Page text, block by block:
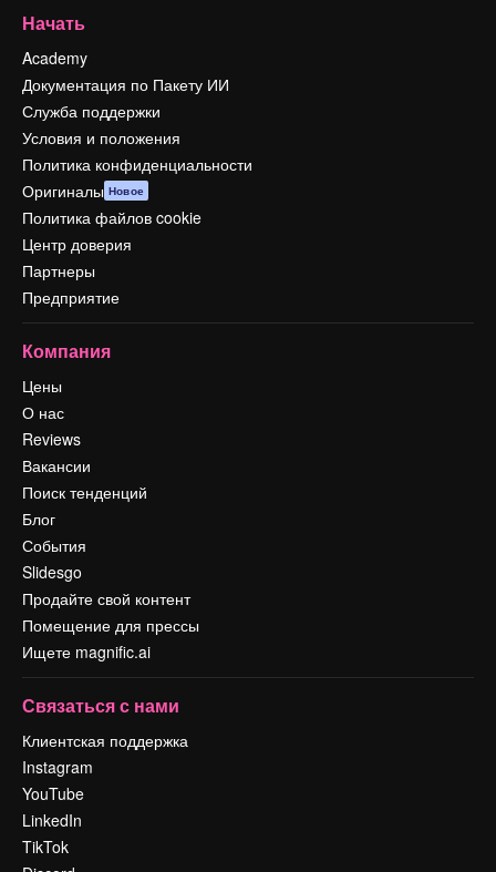
Начать
Academy
Документация по Пакету ИИ
Служба поддержки
Условия и положения
Политика конфиденциальности
Оригиналы Новое
Политика файлов cookie
Центр доверия
Партнеры
Предприятие
Компания
Цены
О нас
Reviews
Вакансии
Поиск тенденций
Блог
События
Slidesgo
Продайте свой контент
Помещение для прессы
Ищете magnific.ai
Связаться с нами
Клиентская поддержка
Instagram
YouTube
LinkedIn
TikTok